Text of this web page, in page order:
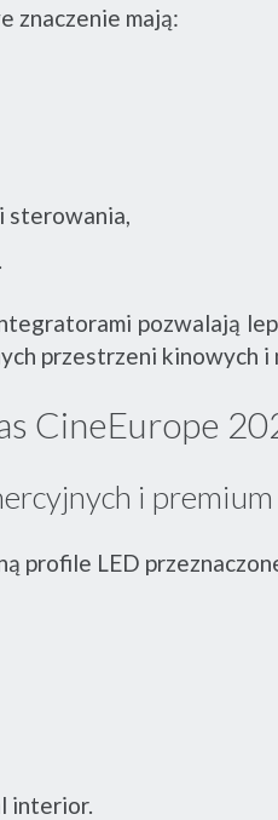
znaczenie mają:
sterowania,
pozwalają
przestrzeni kinowych i
CineEurope
i premium
profile LED
interior.